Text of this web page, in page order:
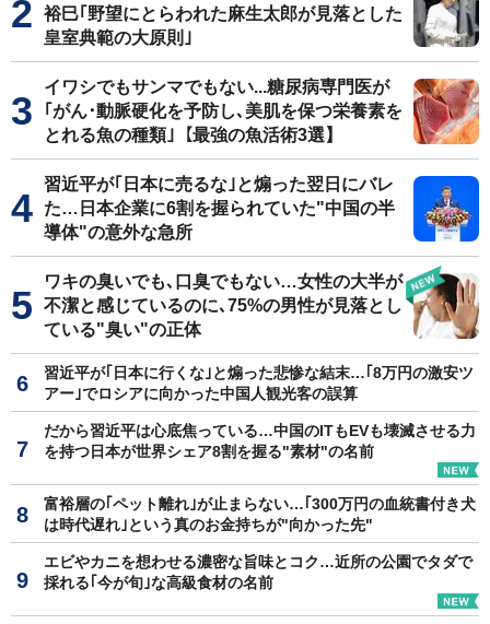
裕巳｢野望にとらわれた麻生太郎が見落とした
皇室典範の大原則｣
イワシでもサンマでもない...糖尿病専門医が
｢がん･動脈硬化を予防し､美肌を保つ栄養素を
とれる魚の種類｣【最強の魚活術3選】
習近平が｢日本に売るな｣と煽った翌日にバレ
た…日本企業に6割を握られていた"中国の半
導体"の意外な急所
ワキの臭いでも､口臭でもない…女性の大半が
不潔と感じているのに､75%の男性が見落とし
ている"臭い"の正体
習近平が｢日本に行くな｣と煽った悲惨な結末…｢8万円の激安ツ
アー｣でロシアに向かった中国人観光客の誤算
だから習近平は心底焦っている…中国のITもEVも壊滅させる力
を持つ日本が世界シェア8割を握る"素材"の名前
富裕層の｢ペット離れ｣が止まらない…｢300万円の血統書付き犬
は時代遅れ｣という真のお金持ちが"向かった先"
エビやカニを想わせる濃密な旨味とコク…近所の公園でタダで
採れる｢今が旬｣な高級食材の名前